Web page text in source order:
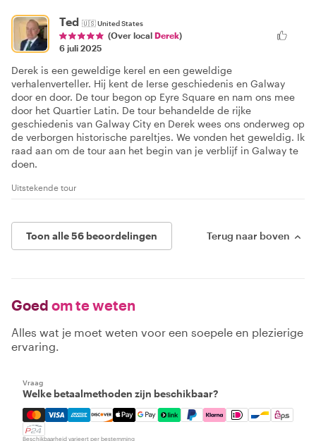
Ted 🇺🇸United States
(Over local Derek)
6 juli 2025
Derek is een geweldige kerel en een geweldige
verhalenverteller. Hij kent de Ierse geschiedenis en Galway
door en door. De tour begon op Eyre Square en nam ons mee
door het Quartier Latin. De tour behandelde de rijke
geschiedenis van Galway City en Derek wees ons onderweg op
de verborgen historische pareltjes. We vonden het geweldig. Ik
raad aan om de tour aan het begin van je verblijf in Galway te
doen.
Uitstekende tour
Toon alle 56 beoordelingen Terug naar boven
Goed om te weten
Alles wat je moet weten voor een soepele en plezierige
ervaring.
Vraag
Welke betaalmethoden zijn beschikbaar?
Mastercard, Visa, Amex, Discover, Apple Pay, Google
Beschikbaarheid varieert per bestemming